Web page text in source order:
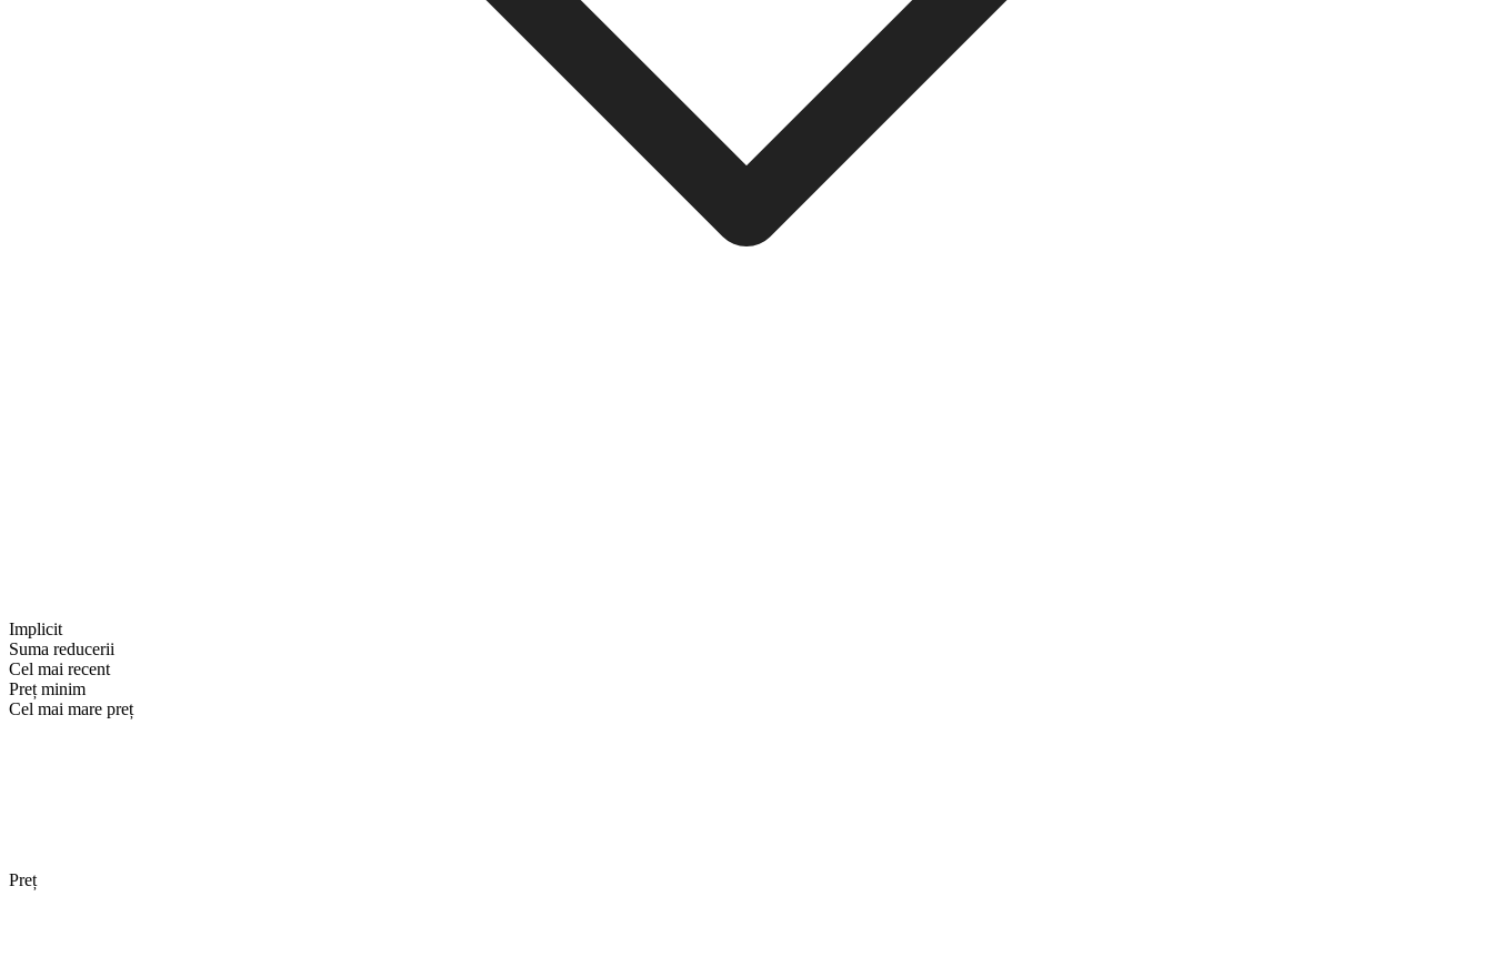
Implicit
Suma reducerii
Cel mai recent
Preț minim
Cel mai mare preț
Preț